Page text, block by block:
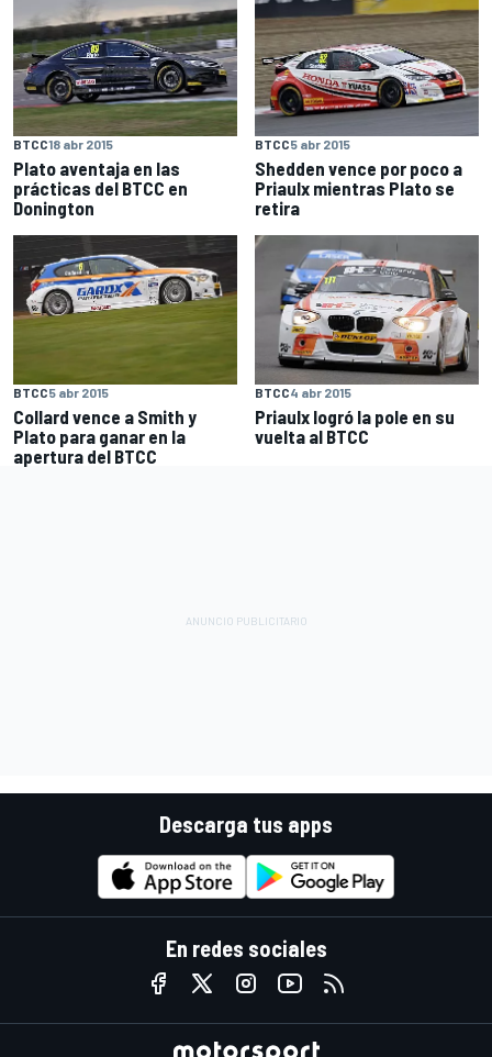
BTCC18 abr 2015
Plato aventaja en las
prácticas del BTCC en
Donington
BTCC5 abr 2015
Shedden vence por poco a
Priaulx mientras Plato se
retira
BTCC5 abr 2015
Collard vence a Smith y
Plato para ganar en la
apertura del BTCC
BTCC4 abr 2015
Priaulx logró la pole en su
vuelta al BTCC
Descarga tus apps
En redes sociales